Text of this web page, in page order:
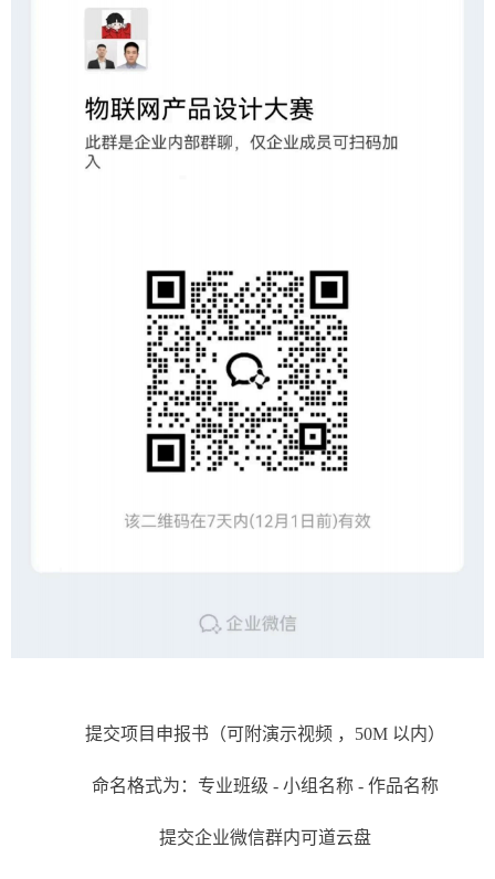
提交项目申报书（可附演⽰视频 ， 50M 以内）
命名格式为：专业班级 - 小组名称 - 作品名称
提交企业微信群内可道云盘